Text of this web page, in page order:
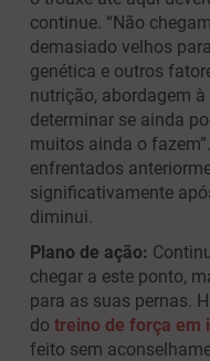
continue. “Não
demasiado velhos
genética e outros
nutrição, abordagem à
determinar se ainda
muitos ainda o
enfrentados
significativamente
diminui.
Plano de ação:
chegar a este ponto,
para as suas pernas.
do treino de força em
feito sem